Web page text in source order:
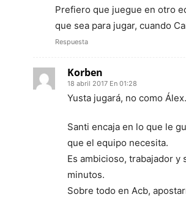
Prefiero que juegue en otro
que sea para jugar, cuando
Respuesta
Korben
18 abril 2017 En 01:28
Yusta jugará, no como Álex.
Santi encaja en lo que le
que el equipo necesita.
Es ambicioso, trabajador y
minutos.
Sobre todo en Acb,